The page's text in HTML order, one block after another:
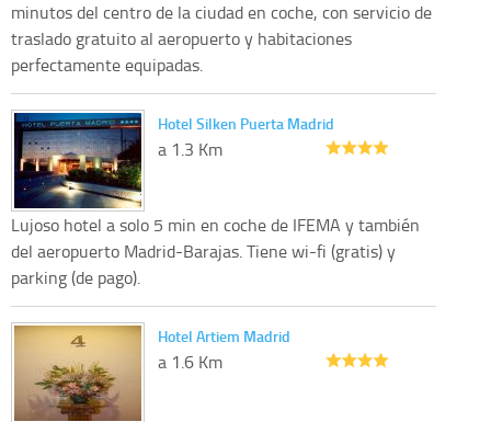
minutos del centro de la ciudad en coche, con servicio de
traslado gratuito al aeropuerto y habitaciones
perfectamente equipadas.
Hotel Silken Puerta Madrid
a 1.3 Km
Lujoso hotel a solo 5 min en coche de IFEMA y también
del aeropuerto Madrid-Barajas. Tiene wi-fi (gratis) y
parking (de pago).
Hotel Artiem Madrid
a 1.6 Km